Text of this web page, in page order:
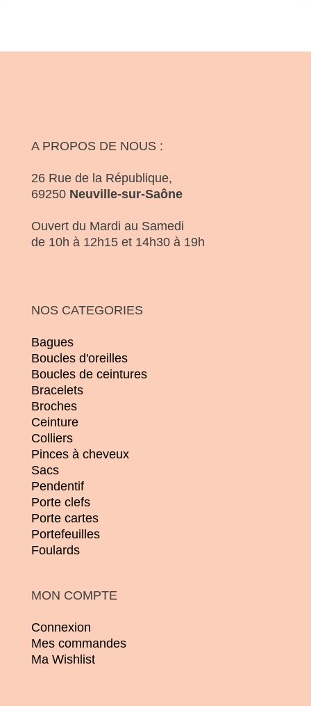
A PROPOS DE NOUS :
26 Rue de la République,
69250 Neuville-sur-Saône
Ouvert du Mardi au Samedi
de 10h à 12h15 et 14h30 à 19h
NOS CATEGORIES
Bagues
Boucles d'oreilles
Boucles de ceintures
Bracelets
Broches
Ceinture
Colliers
Pinces à cheveux
Sacs
Pendentif
Porte clefs
Porte cartes
Portefeuilles
Foulards
MON COMPTE
Connexion
Mes commandes
Ma Wishlist